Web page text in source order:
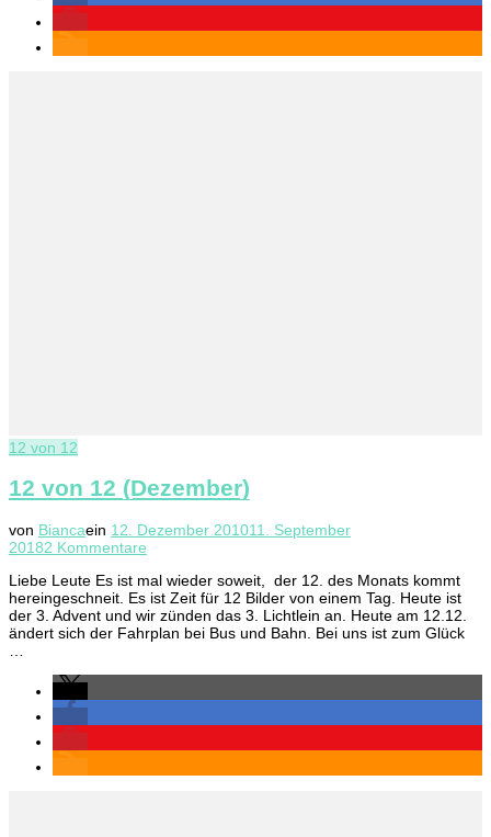
12 von 12
12 von 12 (Dezember)
von Biancaein 12. Dezember 201011. September
20182 Kommentare
von
12
(Dezember)
Liebe Leute Es ist mal wieder soweit, der 12. des Monats kommt
hereingeschneit. Es ist Zeit für 12 Bilder von einem Tag. Heute ist
der 3. Advent und wir zünden das 3. Lichtlein an. Heute am 12.12.
ändert sich der Fahrplan bei Bus und Bahn. Bei uns ist zum Glück